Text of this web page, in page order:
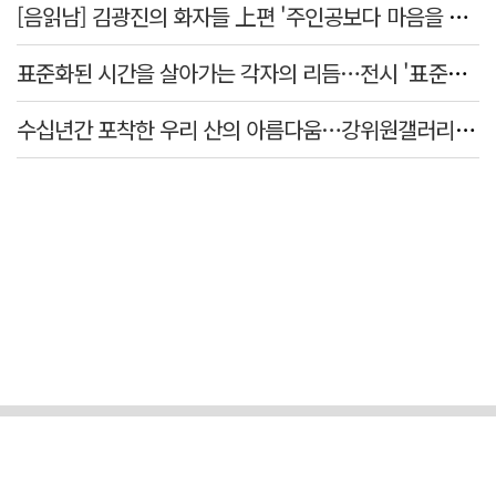
[음읽남] 김광진의 화자들 上편 '주인공보다 마음을 쓴 사람'
표준화된 시간을 살아가는 각자의 리듬…전시 '표준시차'
수십년간 포착한 우리 산의 아름다움…강위원갤러리 '팔공·지리展' 개최